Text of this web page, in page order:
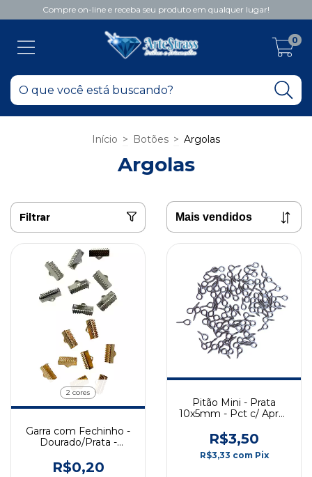
Compre on-line e receba seu produto em qualquer lugar!
0
Início > Botões > Argolas
Argolas
Filtrar
2 cores
Garra com Fechinho -
Dourado/Prata -
R$0,20
Pitão Mini - Prata
10x5mm - Pct c/ Aprox
R$3,50
R$3,33 com Pix